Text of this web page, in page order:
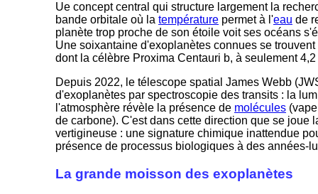
Ue concept central qui structure largement la
bande orbitale où la température permet à l'eau de
planète trop proche de son étoile voit ses océans
Une soixantaine d'exoplanètes connues se
dont la célèbre Proxima Centauri b, à seulement
Depuis 2022, le télescope spatial James Webb
d'exoplanètes par spectroscopie des transits : la
l'atmosphère révèle la présence de molécules
de carbone). C'est dans cette direction que se joue
vertigineuse : une signature chimique inattendue
présence de processus biologiques à des années-
La grande moisson des exoplanètes